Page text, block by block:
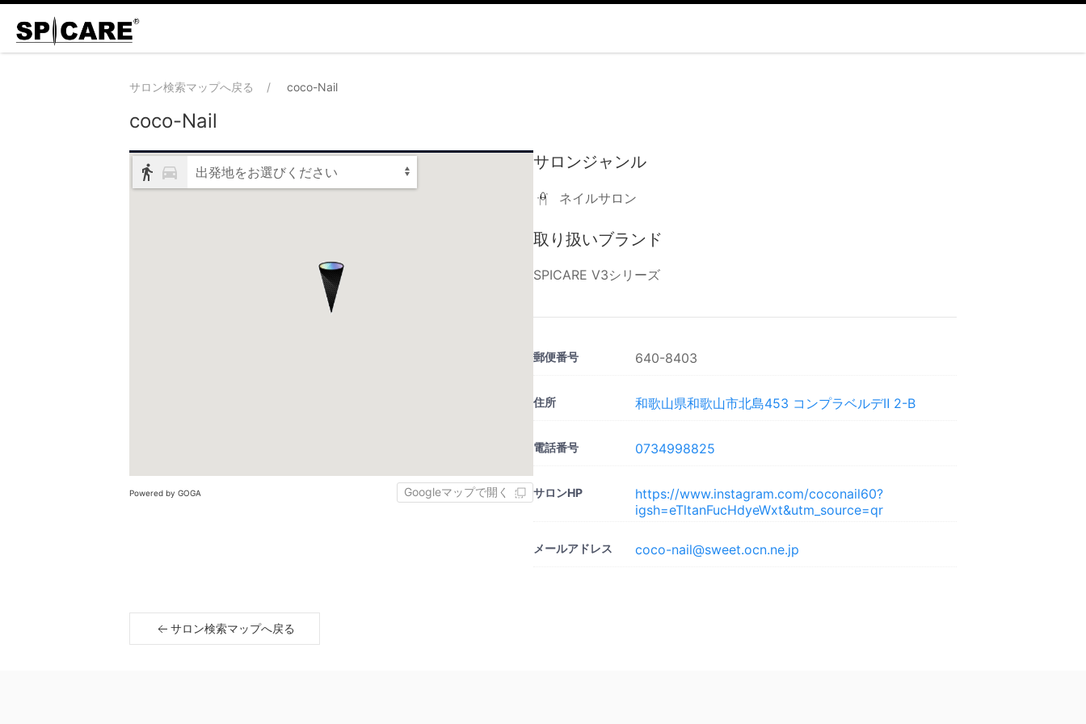
サロン検索マップへ戻る coco-Nail
coco-Nail
出発地をお選びください
Powered by GOGA Googleマップで開く
サロンジャンル
ネイルサロン
取り扱いブランド
SPICARE V3シリーズ
郵便番号 640-8403
住所 和歌山県和歌山市北島453 コンプラベルデⅡ 2-B
電話番号 0734998825
サロンHP
https://www.instagram.com/coconail60?
igsh=eTltanFucHdyeWxt&utm_source=qr
メールアドレス coco-nail@sweet.ocn.ne.jp
サロン検索マップへ戻る